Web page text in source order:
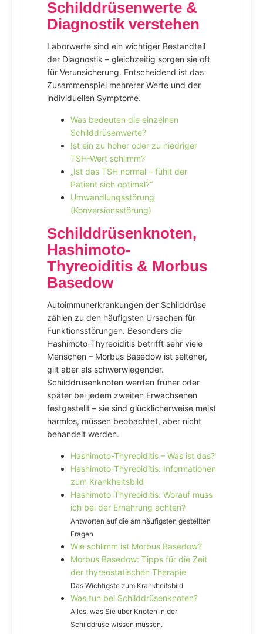
Schilddrüsenwerte &
Diagnostik verstehen
Laborwerte sind ein wichtiger Bestandteil
der Diagnostik – gleichzeitig sorgen sie oft
für Verunsicherung. Entscheidend ist das
Zusammenspiel mehrerer Werte und der
individuellen Symptome.
Was bedeuten die einzelnen
Schilddrüsenwerte?
Ist ein zu hoher oder zu niedriger
TSH-Wert schlimm?
„Ist das TSH normal – fühlt der
Patient sich optimal?“
Umwandlungsstörung
(Konversionsstörung)
Schilddrüsenknoten,
Hashimoto-
Thyreoiditis & Morbus
Basedow
Autoimmunerkrankungen der Schilddrüse
zählen zu den häufigsten Ursachen für
Funktionsstörungen. Besonders die
Hashimoto-Thyreoiditis betrifft sehr viele
Menschen – Morbus Basedow ist seltener,
gilt aber als schwerwiegender.
Schilddrüsenknoten werden früher oder
später bei jedem zweiten Erwachsenen
festgestellt – sie sind glücklicherweise meist
harmlos, müssen beobachtet, aber nicht
behandelt werden.
Hashimoto-Thyreoiditis – Was ist das?
Hashimoto-Thyreoiditis: Informationen
zum Krankheitsbild
Hashimoto-Thyreoiditis: Worauf muss
ich bei der Ernährung achten?
Antworten auf die am häufigsten gestellten
Fragen
Wie schlimm ist Morbus Basedow?
Morbus Basedow: Tipps für die Zeit
der thyreostatischen Therapie
Das Wichtigste zum Krankheitsbild
Was tun bei Schilddrüsenknoten?
Alles, was Sie über Knoten in der
Schilddrüse wissen müssen.